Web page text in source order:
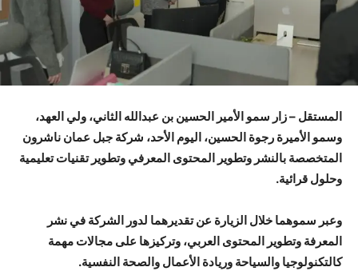
المستقل – زار سمو الأمير الحسين بن عبدالله الثاني، ولي العهد،
وسمو الأميرة رجوة الحسين، اليوم الأحد، شركة جبل عمان ناشرون
المتخصصة بالنشر وتطوير المحتوى المعرفي وتطوير تقنيات تعليمية
وحلول قرائية.
وعبر سموهما خلال الزيارة عن تقديرهما لدور الشركة في نشر
المعرفة وتطوير المحتوى العربي، وتركيزها على مجالات مهمة
كالتكنولوجيا والسياحة وريادة الأعمال والصحة النفسية.